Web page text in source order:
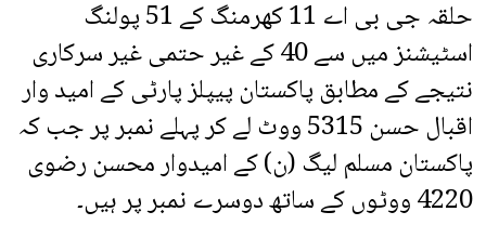
حلقہ جی بی اے 11 کھرمنگ کے 51 پولنگ
اسٹیشنز میں سے 40 کے غیر حتمی غیر سرکاری
نتیجے کے مطابق پاکستان پیپلز پارٹی کے امید وار
اقبال حسن 5315 ووٹ لے کر پہلے نمبر پر جب کہ
پاکستان مسلم لیگ (ن) کے امیدوار محسن رضوی
4220 ووٹوں کے ساتھ دوسرے نمبر پر ہیں۔